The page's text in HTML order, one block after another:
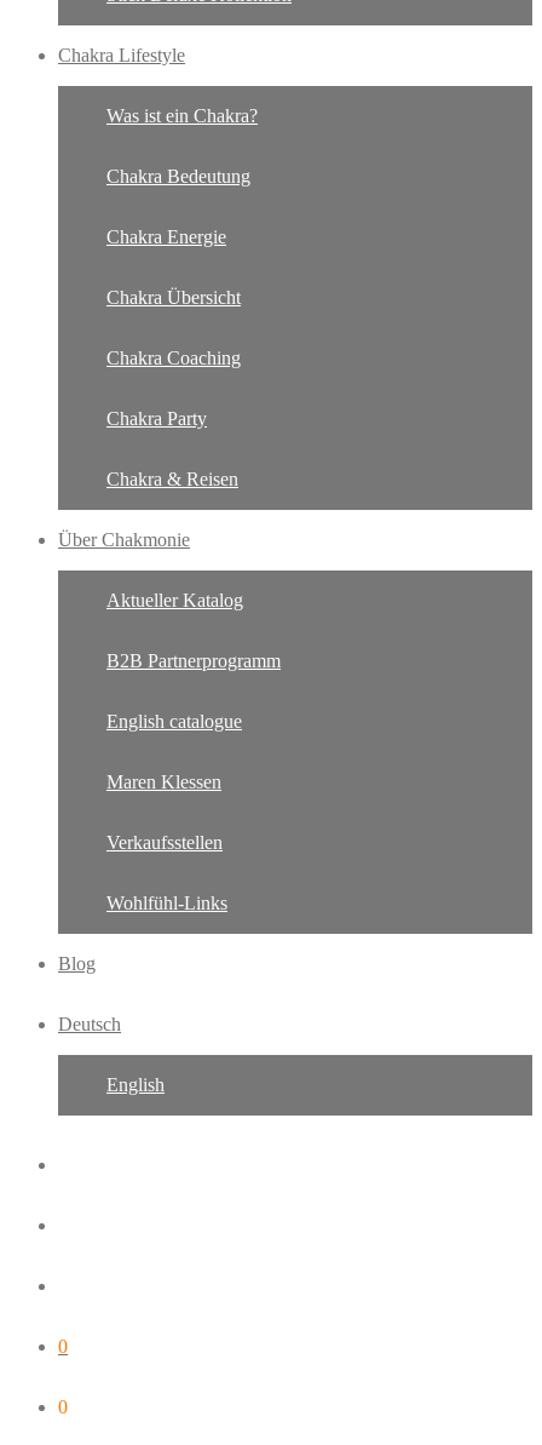
Chakra Lifestyle
Was ist ein Chakra?
Chakra Bedeutung
Chakra Energie
Chakra Übersicht
Chakra Coaching
Chakra Party
Chakra & Reisen
Über Chakmonie
Aktueller Katalog
B2B Partnerprogramm
English catalogue
Maren Klessen
Verkaufsstellen
Wohlfühl-Links
Blog
Deutsch
English
0
0